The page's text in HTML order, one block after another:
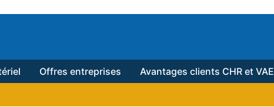
Offres entreprises Avantages clients CHR et VAE